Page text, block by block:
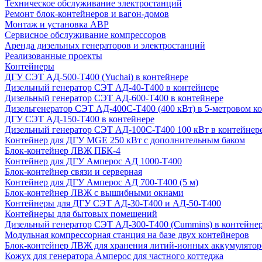
Техническое обслуживание электростанций
Ремонт блок-контейнеров и вагон-домов
Монтаж и установка АВР
Сервисное обслуживание компрессоров
Аренда дизельных генераторов и электростанций
Реализованные проекты
Контейнеры
ДГУ СЭТ АД-500-Т400 (Yuchai) в контейнере
Дизельный генератор СЭТ АД-40-Т400 в контейнере
Дизельный генератор СЭТ АД-600-Т400 в контейнере
Дизельгенератор СЭТ АД-400С-Т400 (400 кВт) в 5-метровом
ДГУ СЭТ АД-150-Т400 в контейнере
Дизельный генератор СЭТ АД-100С-Т400 100 кВт в
Контейнер для ДГУ MGE 250 кВт с дополнительным баком
Блок-контейнер ЛВЖ ПБК-4
Контейнер для ДГУ Амперос АД 1000-Т400
Блок-контейнер связи и серверная
Контейнер для ДГУ Амперос АД 700-Т400 (5 м)
Блок-контейнер ЛВЖ с вышибными окнами
Контейнеры для ДГУ СЭТ АД-30-Т400 и АД-50-Т400
Контейнеры для бытовых помещений
Дизельный генератор СЭТ АД-300-Т400 (Cummins) в
Модульная компрессорная станция на базе двух контейнеров
Блок-контейнер ЛВЖ для хранения литий-ионных
Кожух для генератора Амперос для частного коттеджа